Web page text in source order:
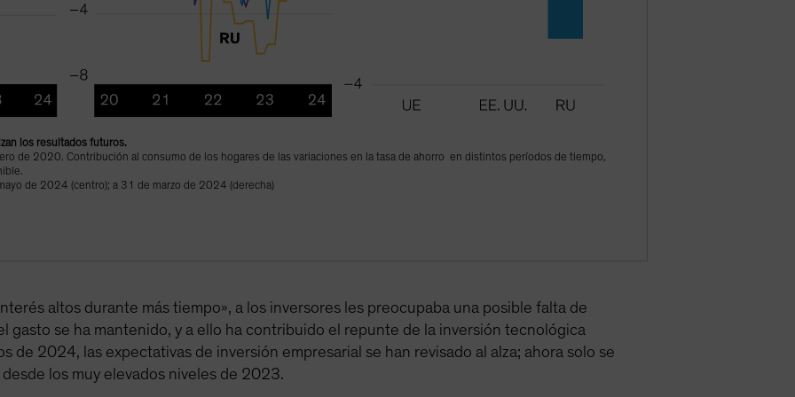
los resultados futuros.
de 2020. Contribución al consumo de los hogares de las variaciones en la tasa de ahorro en distintos períodos de tiempo,
de 2024 (centro); a 31 de marzo de 2024 (derecha)
altos durante más tiempo», a los inversores les preocupaba una posible falta de
gasto se ha mantenido, y a ello ha contribuido el repunte de la inversión tecnológica
de 2024, las expectativas de inversión empresarial se han revisado al alza; ahora solo se
los muy elevados niveles de 2023.